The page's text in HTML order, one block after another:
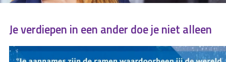
Je verdiepen in een ander doe je niet alleen